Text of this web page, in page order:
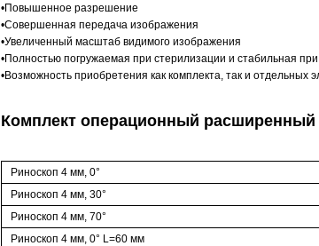
•Повышенное разрешение
•Совершенная передача изображения
•Увеличенный масштаб видимого изображения
•Полностью погружаемая при стерилизации и стабильная
•Возможность приобретения как комплекта, так и отдельных
Комплект операционный расширенный
Риноскоп 4 мм, 0°
Риноскоп 4 мм, 30°
Риноскоп 4 мм, 70°
Риноскоп 4 мм, 0° L=60 мм